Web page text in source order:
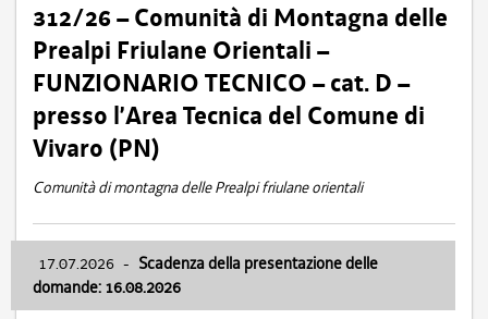
312/26 – Comunità di Montagna delle
Prealpi Friulane Orientali –
FUNZIONARIO TECNICO – cat. D –
presso l’Area Tecnica del Comune di
Vivaro (PN)
Comunità di montagna delle Prealpi friulane orientali
17.07.2026 - Scadenza della presentazione delle
domande: 16.08.2026